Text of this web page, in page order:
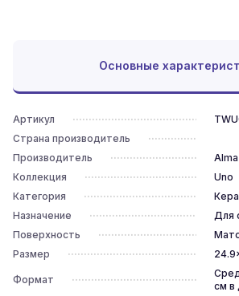
Основные
Артикул
Страна производитель
Производитель
Коллекция
Uno
Категория
Назначение
Для
Поверхность
Размер
Формат
см в